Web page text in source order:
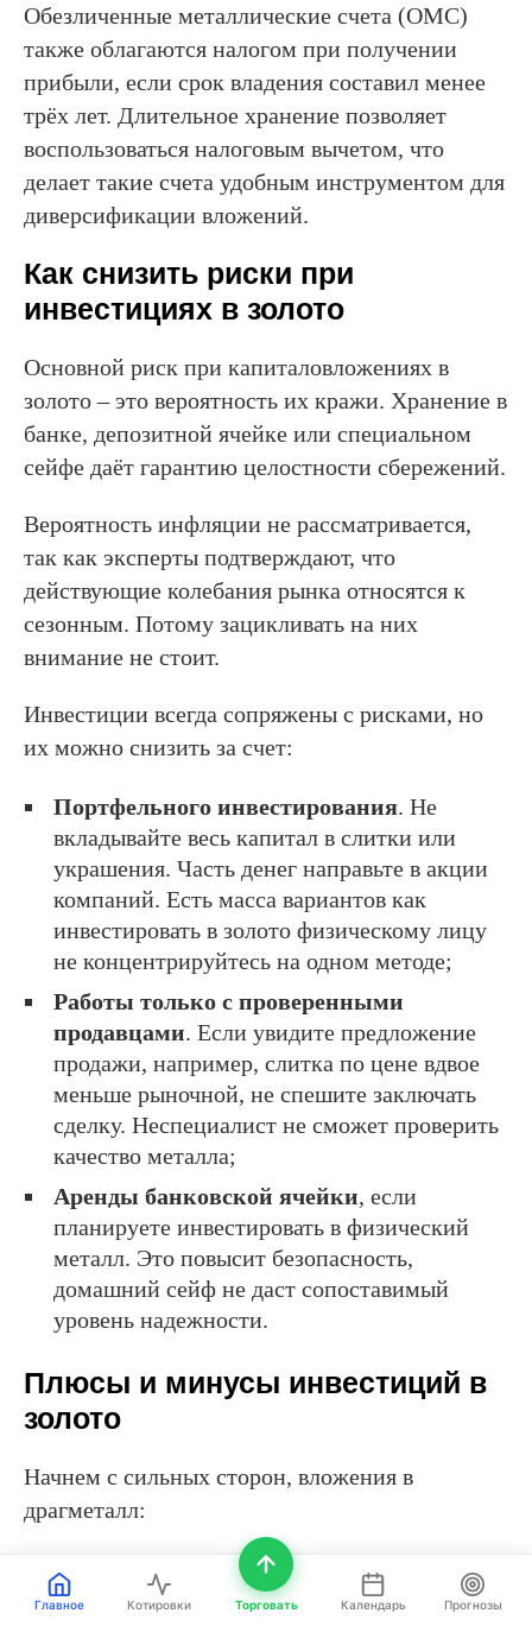
Обезличенные металлические счета (ОМС)
также облагаются налогом при получении
прибыли, если срок владения составил менее
трёх лет. Длительное хранение позволяет
воспользоваться налоговым вычетом, что
делает такие счета удобным инструментом для
диверсификации вложений.
Как снизить риски при
инвестициях в золото
Основной риск при капиталовложениях в
золото – это вероятность их кражи. Хранение в
банке, депозитной ячейке или специальном
сейфе даёт гарантию целостности сбережений.
Вероятность инфляции не рассматривается,
так как эксперты подтверждают, что
действующие колебания рынка относятся к
сезонным. Потому зацикливать на них
внимание не стоит.
Инвестиции всегда сопряжены с рисками, но
их можно снизить за счет:
Портфельного инвестирования. Не
вкладывайте весь капитал в слитки или
украшения. Часть денег направьте в акции
компаний. Есть масса вариантов как
инвестировать в золото физическому лицу
не концентрируйтесь на одном методе;
Работы только с проверенными
продавцами. Если увидите предложение
продажи, например, слитка по цене вдвое
меньше рыночной, не спешите заключать
сделку. Неспециалист не сможет проверить
качество металла;
Аренды банковской ячейки, если
планируете инвестировать в физический
металл. Это повысит безопасность,
домашний сейф не даст сопоставимый
уровень надежности.
Плюсы и минусы инвестиций в
золото
Начнем с сильных сторон, вложения в
драгметалл:
Просты в реализации. Есть и ОМС, и рынок
реального золота, и варианты с биржевыми
Главное Котировки Торговать Календарь Прогнозы